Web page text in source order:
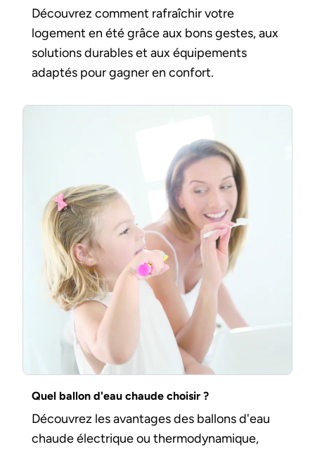
Découvrez comment rafraîchir votre
logement en été grâce aux bons gestes, aux
solutions durables et aux équipements
adaptés pour gagner en confort.
Quel ballon d'eau chaude choisir ?
Découvrez les avantages des ballons d'eau
chaude électrique ou thermodynamique,